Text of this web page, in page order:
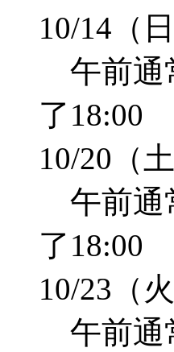
10/14（日
午前通
了18:00
10/20（土
午前通
了18:00
10/23（火
午前通